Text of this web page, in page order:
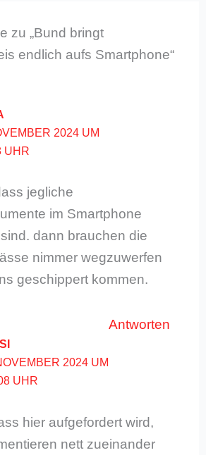
zu „Bund bringt
endlich aufs Smartphone“
2024 UM
UHR
jegliche
im Smartphone
dann brauchen die
nimmer wegzuwerfen
geschippert kommen.
Antworten
2024 UM
UHR
hier aufgefordert wird,
nett zueinander